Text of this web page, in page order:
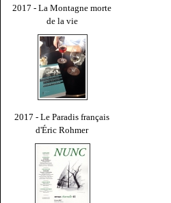
2017 - La Montagne morte
de la vie
2017 - Le Paradis français
d'Éric Rohmer